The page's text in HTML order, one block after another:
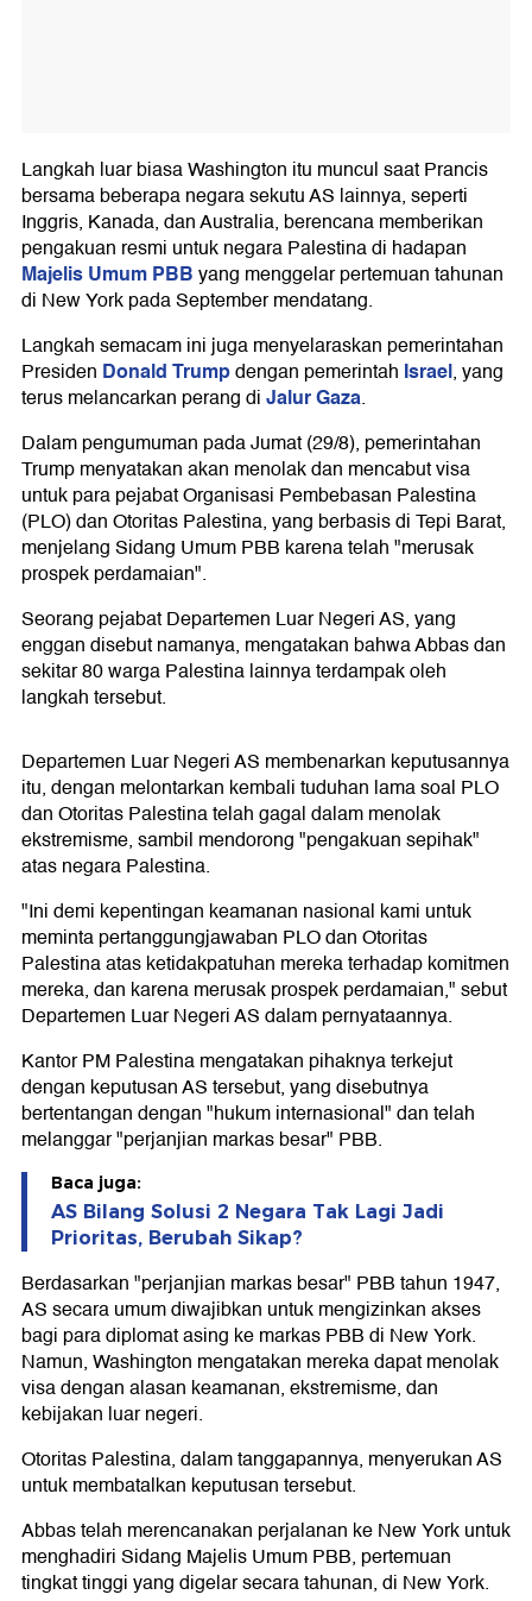
Langkah luar biasa Washington itu muncul saat Prancis
bersama beberapa negara sekutu AS lainnya, seperti
Inggris, Kanada, dan Australia, berencana memberikan
pengakuan resmi untuk negara Palestina di hadapan
Majelis Umum PBByang menggelar pertemuan tahunan
di New York pada September mendatang.
Langkah semacam ini juga menyelaraskan pemerintahan
Presiden Donald Trumpdengan pemerintah Israel, yang
terus melancarkan perang diJalur Gaza.
Dalam pengumuman pada Jumat (29/8), pemerintahan
Trump menyatakan akan menolak dan mencabut visa
untuk para pejabat Organisasi Pembebasan Palestina
(PLO) dan Otoritas Palestina, yang berbasis di Tepi Barat,
menjelang Sidang Umum PBB karena telah "merusak
prospek perdamaian".
Seorang pejabat Departemen Luar Negeri AS, yang
enggan disebut namanya, mengatakan bahwa Abbas dan
sekitar 80 warga Palestina lainnya terdampak oleh
langkah tersebut.
Departemen Luar Negeri AS membenarkan keputusannya
itu, dengan melontarkan kembali tuduhan lama soal PLO
dan Otoritas Palestina telah gagal dalam menolak
ekstremisme, sambil mendorong "pengakuan sepihak"
atas negara Palestina.
"Ini demi kepentingan keamanan nasional kami untuk
meminta pertanggungjawaban PLO dan Otoritas
Palestina atas ketidakpatuhan mereka terhadap komitmen
mereka, dan karena merusak prospek perdamaian," sebut
Departemen Luar Negeri AS dalam pernyataannya.
Kantor PM Palestina mengatakan pihaknya terkejut
dengan keputusan AS tersebut, yang disebutnya
bertentangan dengan "hukum internasional" dan telah
melanggar "perjanjian markas besar" PBB.
Baca juga:
AS Bilang Solusi 2 Negara Tak Lagi Jadi
Prioritas, Berubah Sikap?
Berdasarkan "perjanjian markas besar" PBB tahun 1947,
AS secara umum diwajibkan untuk mengizinkan akses
bagi para diplomat asing ke markas PBB di New York.
Namun, Washington mengatakan mereka dapat menolak
visa dengan alasan keamanan, ekstremisme, dan
kebijakan luar negeri.
Otoritas Palestina, dalam tanggapannya, menyerukan AS
untuk membatalkan keputusan tersebut.
Abbas telah merencanakan perjalanan ke New York untuk
menghadiri Sidang Majelis Umum PBB, pertemuan
tingkat tinggi yang digelar secara tahunan, di New York.